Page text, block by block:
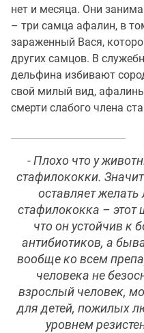
нет и месяца. Они
– три самца афалин, в
зараженный Вася,
других самцов. В
дельфина избивают
свой милый вид,
смерти слабого члена
- Плохо что у
стафилококки.
оставляет желать
стафилококка – этот
что он устойчив к
антибиотиков, а
вообще ко всем
человека не
взрослый человек,
для детей, пожилых
уровнем